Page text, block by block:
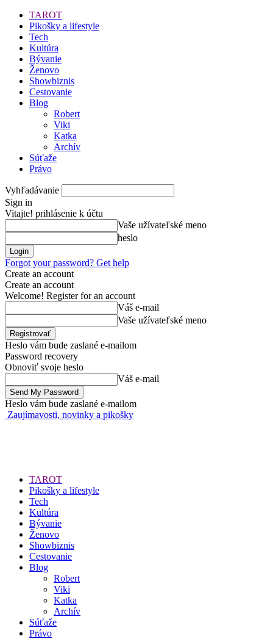
TAROT
Pikošky a lifestyle
Tech
Kultúra
Bývanie
Ženovo
Showbiznis
Cestovanie
Blog
Robert
Viki
Katka
Archív
Súťaže
Právo
Vyhľadávanie
Sign in
Vitajte! prihlásenie k účtu
Vaše užívateľské meno
heslo
Forgot your password? Get help
Create an account
Create an account
Welcome! Register for an account
Váš e-mail
Vaše užívateľské meno
Heslo vám bude zaslané e-mailom
Password recovery
Obnoviť svoje heslo
Váš e-mail
Heslo vám bude zaslané e-mailom
Zaujímavosti, novinky a pikošky
TAROT
Pikošky a lifestyle
Tech
Kultúra
Bývanie
Ženovo
Showbiznis
Cestovanie
Blog
Robert
Viki
Katka
Archív
Súťaže
Právo